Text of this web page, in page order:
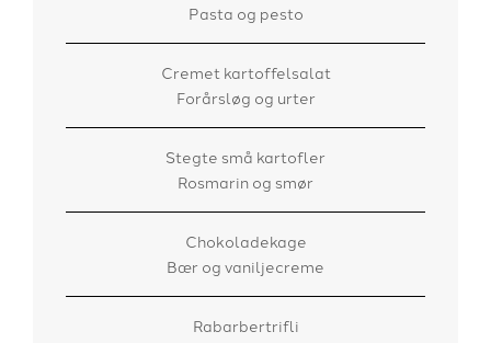
Pasta og pesto
Cremet kartoffelsalat
Forårsløg og urter
Stegte små kartofler
Rosmarin og smør
Chokoladekage
Bær og vaniljecreme
Rabarbertrifli